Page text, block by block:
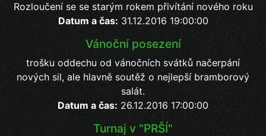
Rozloučení se se starým rokem přivítání nového roku
Datum a čas: 31.12.2016 19:00:00
Vánoční posezení
trošku oddechu od vánočních svátků načerpání
nových sil, ale hlavně soutěž o nejlepší bramborový
salát.
Datum a čas: 26.12.2016 17:00:00
Turnaj v "PRŠÍ"